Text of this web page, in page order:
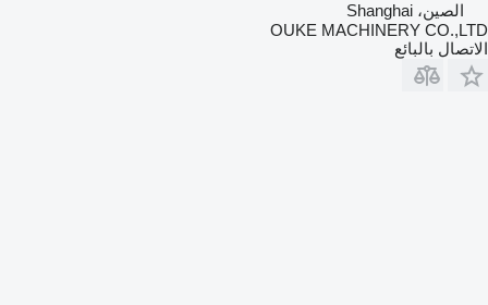
الصين، Shanghai
OUKE MACHINERY CO.,LTD
الاتصال بالبائع